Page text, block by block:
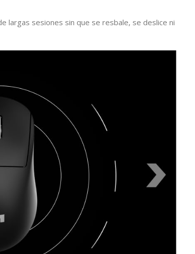
largas sesiones sin que se resbale, se deslice ni